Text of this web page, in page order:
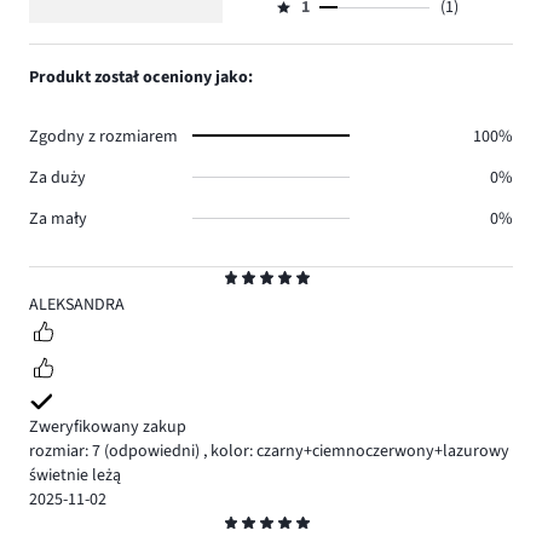
5
ALEKSANDRA
Zweryfikowany zakup
rozmiar: 7 (odpowiedni) , kolor: czarny+ciemnoczerwony+lazurowy
świetnie leżą
2025-11-02
ilość
2,
Ocena
1,
1 (1)
Produkt został oceniony jako:
Zgodny z rozmiarem
100%
Za duży
0%
Za mały
0%